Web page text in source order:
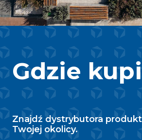
Gdzie
Znajdź dystrybutora
Twojej okolicy.